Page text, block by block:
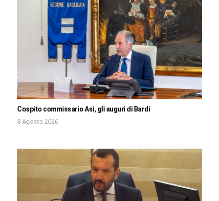
Cospito commissario Asi, gli auguri di Bardi
8 Agosto 2026